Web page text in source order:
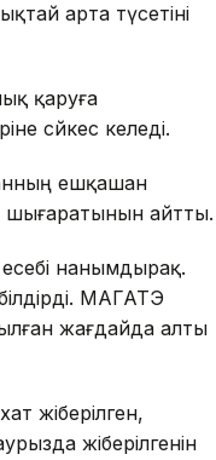
арта түсетіні
қаруға
сәйкес келеді.
ешқашан
шығаратынын айтты.
нанымдырақ.
МАГАТЭ
жағдайда алты
жіберілген,
жіберілгенін